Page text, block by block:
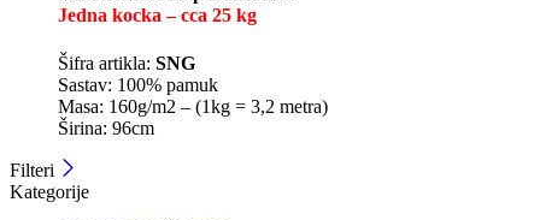
Jedna kocka – cca 25 kg
Šifra artikla: SNG
Sastav: 100% pamuk
Masa: 160g/m2 – (1kg = 3,2 metra)
Širina: 96cm
Filteri
Kategorije